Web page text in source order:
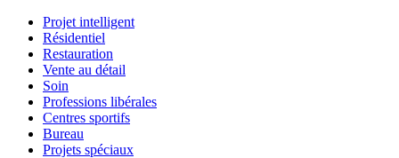
Projet intelligent
Résidentiel
Restauration
Vente au détail
Soin
Professions libérales
Centres sportifs
Bureau
Projets spéciaux